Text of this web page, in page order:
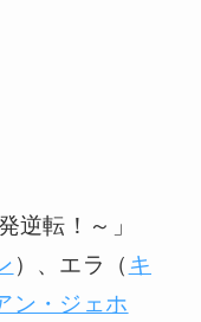
逆転！～」
）、エラ（ キ
ン・ジェホ